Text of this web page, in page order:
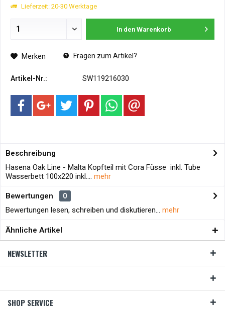
Lieferzeit: 20-30 Werktage
In den Warenkorb
Merken Fragen zum Artikel?
Artikel-Nr.: SW119216030
Beschreibung
Hasena Oak Line - Malta Kopfteil mit Cora Füsse inkl. Tube
Wasserbett 100x220 inkl.... mehr
Bewertungen
0
Bewertungen lesen, schreiben und diskutieren... mehr
Ähnliche Artikel
NEWSLETTER
SHOP SERVICE